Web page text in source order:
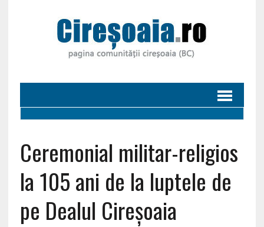
Ceremonial militar-religios
la 105 ani de la luptele de
pe Dealul Cireșoaia